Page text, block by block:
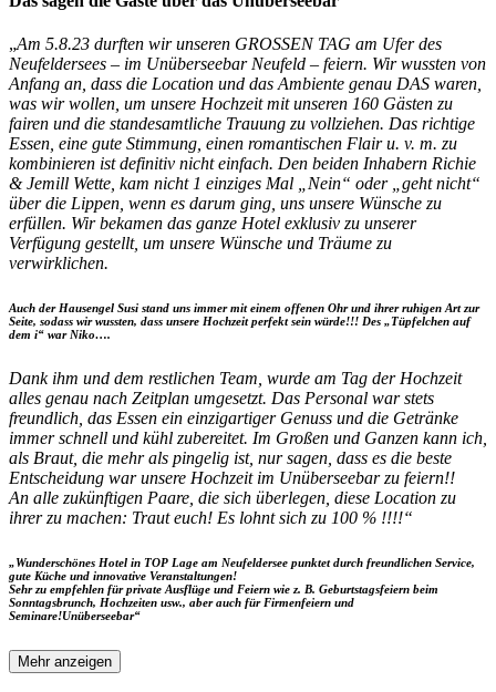
„Am 5.8.23 durften wir unseren GROSSEN TAG am Ufer des
Neufeldersees – im Unüberseebar Neufeld – feiern. Wir wussten von
Anfang an, dass die Location und das Ambiente genau DAS waren,
was wir wollen, um unsere Hochzeit mit unseren 160 Gästen zu
fairen und die standesamtliche Trauung zu vollziehen. Das richtige
Essen, eine gute Stimmung, einen romantischen Flair u. v. m. zu
kombinieren ist definitiv nicht einfach. Den beiden Inhabern Richie
& Jemill Wette, kam nicht 1 einziges Mal „Nein“ oder „geht nicht“
über die Lippen, wenn es darum ging, uns unsere Wünsche zu
erfüllen. Wir bekamen das ganze Hotel exklusiv zu unserer
Verfügung gestellt, um unsere Wünsche und Träume zu
verwirklichen.
Auch der Hausengel Susi stand uns immer mit einem offenen Ohr und ihrer ruhigen Art zur
Seite, sodass wir wussten, dass unsere Hochzeit perfekt sein würde!!! Des „Tüpfelchen auf
dem i“ war Niko….
Dank ihm und dem restlichen Team, wurde am Tag der Hochzeit
alles genau nach Zeitplan umgesetzt. Das Personal war stets
freundlich, das Essen ein einzigartiger Genuss und die Getränke
immer schnell und kühl zubereitet. Im Großen und Ganzen kann ich,
als Braut, die mehr als pingelig ist, nur sagen, dass es die beste
Entscheidung war unsere Hochzeit im Unüberseebar zu feiern!!
An alle zukünftigen Paare, die sich überlegen, diese Location zu
ihrer zu machen: Traut euch! Es lohnt sich zu 100 % !!!!“
„Wunderschönes Hotel in TOP Lage am Neufeldersee punktet durch freundlichen Service,
gute Küche und innovative Veranstaltungen!
Sehr zu empfehlen für private Ausflüge und Feiern wie z. B. Geburtstagsfeiern beim
Sonntagsbrunch, Hochzeiten usw., aber auch für Firmenfeiern und
Seminare!Unüberseebar“
Mehr anzeigen